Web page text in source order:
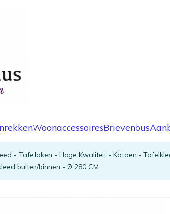
WoonaccessoiresBrievenbus
- Tafellaken - Hoge Kwaliteit - Katoen -
buiten/binnen - Ø 280 CM